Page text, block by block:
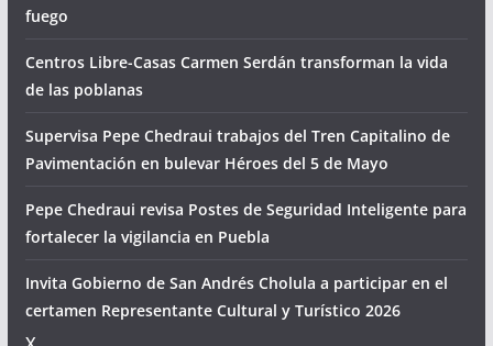
fuego
Centros Libre-Casas Carmen Serdán transforman la vida
de las poblanas
Supervisa Pepe Chedraui trabajos del Tren Capitalino de
Pavimentación en bulevar Héroes del 5 de Mayo
Pepe Chedraui revisa Postes de Seguridad Inteligente para
fortalecer la vigilancia en Puebla
Invita Gobierno de San Andrés Cholula a participar en el
certamen Representante Cultural y Turístico 2026